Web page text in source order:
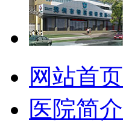
网站首页
医院简介